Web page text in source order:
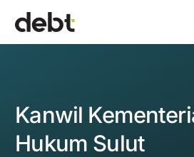
Kanwil
Hukum Sulut